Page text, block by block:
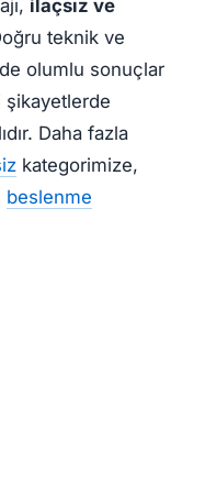
ilaçsız ve
teknik ve
olumlu sonuçlar
Daha fazla
kategorimize,
beslenme